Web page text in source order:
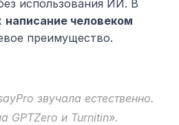
использования ИИ. В
написание человеком
преимущество.
звучала естественно.
GPTZero и Turnitin».